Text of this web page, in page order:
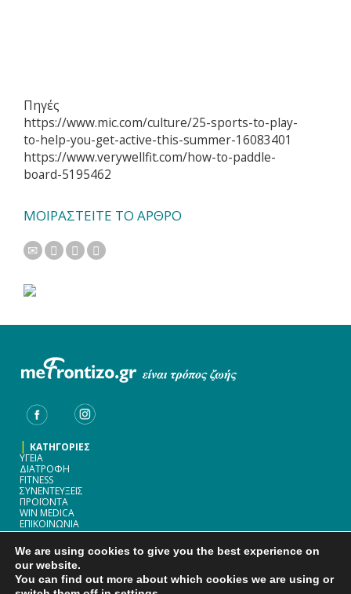
Πηγές
https://www.mic.com/culture/25-sports-to-play-
to-help-you-get-active-this-summer-16083401
https://www.verywellfit.com/how-to-paddle-
board-5195462
ΜΟΙΡΑΣΤΕΙΤΕ ΤΟ ΑΡΘΡΟ
| ΚΑΤΗΓΟΡΙΕΣ
ΥΓΕΙΑ
ΔΙΑΤΡΟΦΗ
FITNESS
ΣΥΝΕΝΤΕΥΞΕΙΣ
ΠΡΟΪΟΝΤΑ
WIN MEDICA
ΕΠΙΚΟΙΝΩΝΙΑ
ΟΙΔΙΠΟΔΟΣ 1-3
& ΠΑΡΑΔΡΟΜΟΣ ΑΤΤΙΚΗΣ ΟΔΟΎ 33-35
15238 ΧΑΛΑΝΔΡΙ
ΤΗΛ.: 2107488821
We are using cookies to give you the best experience on
our website.
You can find out more about which cookies we are using or